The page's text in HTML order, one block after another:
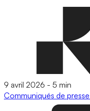
9 avril 2026 - 5 min
Communiqués de presse